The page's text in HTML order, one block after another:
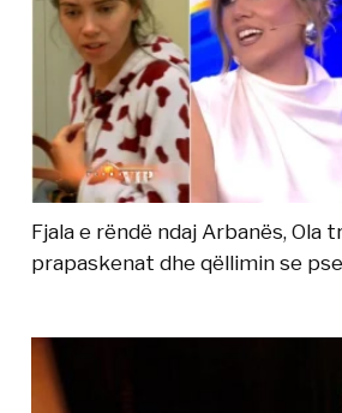
Fjala e rëndë ndaj Arbanës, Ola
prapaskenat dhe qëllimin se